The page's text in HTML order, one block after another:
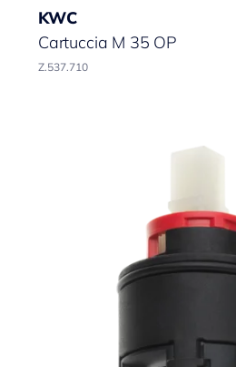
KWC
Cartuccia M 35 OP
Z.537.710